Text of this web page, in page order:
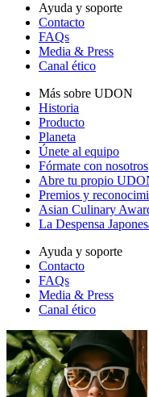
Ayuda y soporte
Contacto
FAQs
Media & Press
Canal ético
Más sobre UDON
Historia
Producto
Planeta
Únete al equipo
Fórmate con nosotros
Abre tu propio
Premios y
Asian Culinary
La Despensa
Ayuda y soporte
Contacto
FAQs
Media & Press
Canal ético